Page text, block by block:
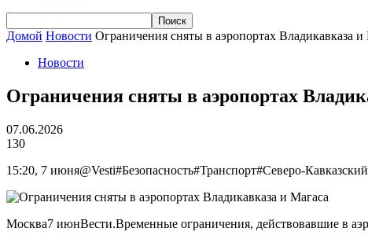
Домой Новости Ограничения сняты в аэропортах Владикавказа и
Новости
Ограничения сняты в аэропортах
07.06.2026
130
15:20, 7 июня@Vesti#Безопасность#Транспорт#Северо-
Москва7 июнВести.Временные ограничения, действовавшие в